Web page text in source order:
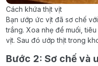
Cách khứa thịt vịt
Bạn ướp ức vịt đã sơ chế
trắng. Xoa nhẹ để muối,
vịt. Sau đó ướp thịt trong
Bước 2: Sơ chế và